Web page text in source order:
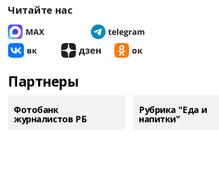
Читайте нас
Партнеры
Фотобанк
журналистов РБ
Рубрика "Еда и
напитки"